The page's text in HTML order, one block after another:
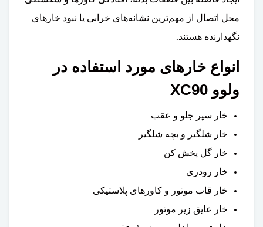
محل اتصال از مهم‌ترین نشانه‌های خرابی یا نبود خارهای
نگهدارنده هستند.
انواع خارهای مورد استفاده در
ولوو XC90
خار سپر جلو و عقب
خار شلگیر و بچه شلگیر
خار گل پخش کن
خار رودری
خار قاب موتور و کاورهای پلاستیکی
خار عایق زیر موتور